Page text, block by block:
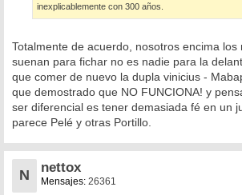
inexplicablemente con 300 años.
Totalmente de acuerdo, nosotros encima los
suenan para fichar no es nadie para la
que comer de nuevo la dupla vinicius -
que demostrado que NO FUNCIONA! y
ser diferencial es tener demasiada fé en un
parece Pelé y otras Portillo.
N
nettox
Mensajes: 26361